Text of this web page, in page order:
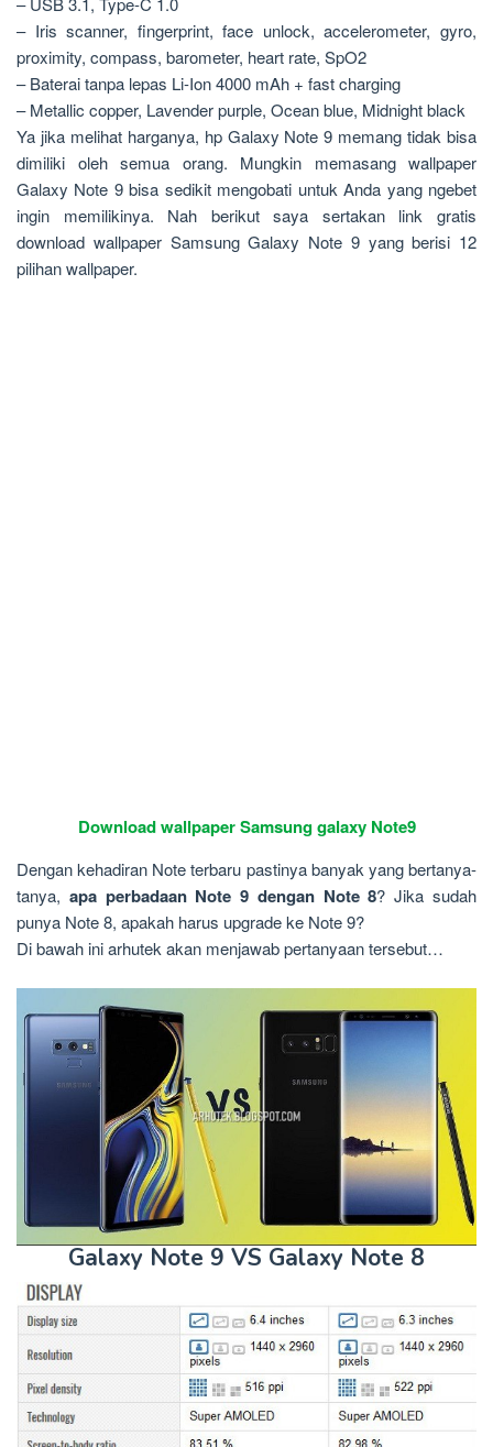
– Iris scanner, fingerprint, face unlock, accelerometer, gyro,
proximity, compass, barometer, heart rate, SpO2
– Baterai tanpa lepas Li-Ion 4000 mAh + fast charging
– Metallic copper, Lavender purple, Ocean blue, Midnight black
Ya jika melihat harganya, hp Galaxy Note 9 memang tidak bisa
dimiliki oleh semua orang. Mungkin memasang wallpaper
Galaxy Note 9 bisa sedikit mengobati untuk Anda yang ngebet
ingin memilikinya. Nah berikut saya sertakan link gratis
download wallpaper Samsung Galaxy Note 9 yang berisi 12
pilihan wallpaper.
Download wallpaper Samsung galaxy Note9
Dengan kehadiran Note terbaru pastinya banyak yang bertanya-
tanya, apa perbadaan Note 9 dengan Note 8? Jika sudah
punya Note 8, apakah harus upgrade ke Note 9?
Di bawah ini arhutek akan menjawab pertanyaan tersebut…
Galaxy Note 9 VS Galaxy Note 8